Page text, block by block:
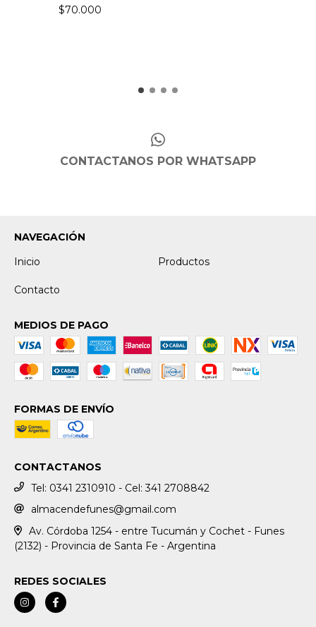
CONTACTANOS POR WHATSAPP
NAVEGACIÓN
Inicio
Productos
Contacto
MEDIOS DE PAGO
FORMAS DE ENVÍO
CONTACTANOS
Tel: 0341 2310910 - Cel: 341 2708842
almacendefunes@gmail.com
Av. Córdoba 1254 - entre Tucumán y Cochet - Funes
(2132) - Provincia de Santa Fe - Argentina
REDES SOCIALES